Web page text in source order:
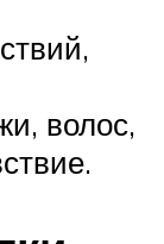
волос,